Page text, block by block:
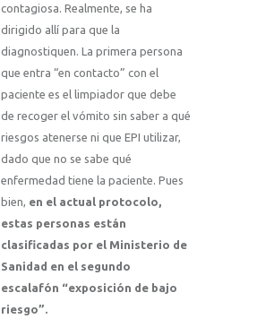
contagiosa. Realmente, se ha
dirigido allí para que la
diagnostiquen. La primera persona
que entra “en contacto” con el
paciente es el limpiador que debe
de recoger el vómito sin saber a qué
riesgos atenerse ni que EPI utilizar,
dado que no se sabe qué
enfermedad tiene la paciente. Pues
bien, en el actual protocolo,
estas personas están
clasificadas por el Ministerio de
Sanidad en el segundo
escalafón “exposición de bajo
riesgo”.